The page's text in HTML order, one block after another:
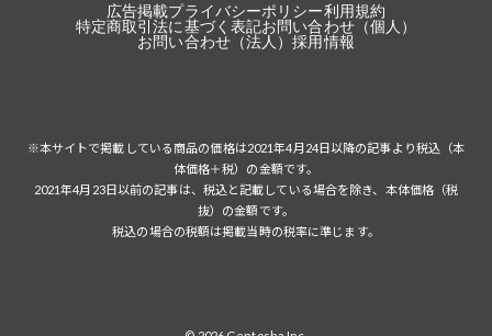
広告掲載プライバシーポリシー利用規約
特定商取引法に基づく表記お問い合わせ（個人）
お問い合わせ（法人）採用情報
※本サイトで掲載している商品の価格は2021年4月24日以降の記事より税込（本
体価格＋税）の金額です。
2021年4月23日以前の記事は、税込と記載している場合を除き、本体価格（税
抜）の金額です。
税込の場合の税額は掲載当時の税率に準じます。